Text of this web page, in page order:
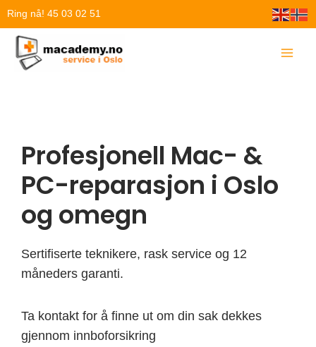
Hopp
innholdet
Ring nå! 45 03 02 51
Profesjonell Mac- &
PC-reparasjon i Oslo
og omegn
Sertifiserte teknikere, rask service og 12
måneders garanti.
Ta kontakt for å finne ut om din sak dekkes
gjennom innboforsikring